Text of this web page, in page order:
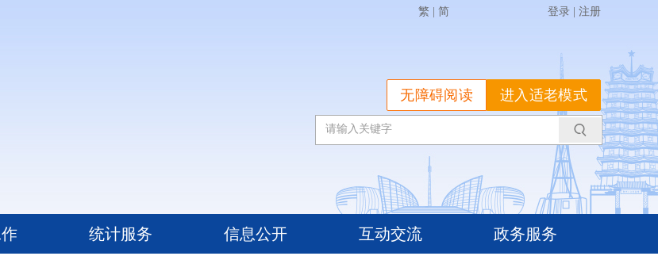
繁 简 登录 注册
进入适老模式
无障碍阅读
统计服务 信息公开 互动交流 政务服务